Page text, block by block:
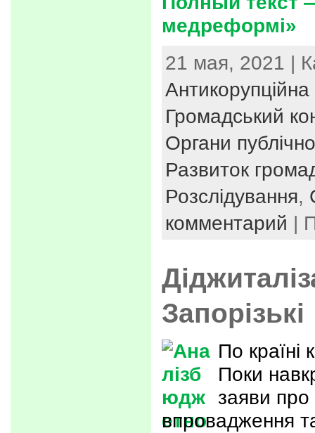
медреформі»
21 мая, 2021 |
Антикорупційна
Громадський
Органи
Развиток
Розслідування,
комментарий |
Запорізькі
По країні
Поки
заяви про
впровадження